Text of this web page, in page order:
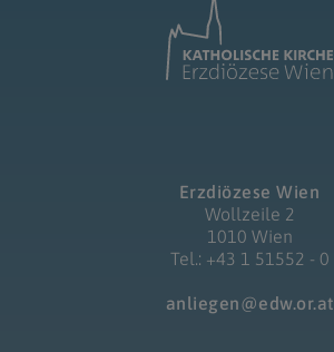
Erzdiözese Wien
Wollzeile 2
1010 Wien
Tel.: +43 1 51552 - 0
anliegen@edw.or.at